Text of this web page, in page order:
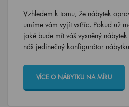
Vzhledem k tomu, že nábytek
umíme vám vyjít vstříc. Pokud už
jaké bude mít váš vysněný
náš jedinečný konfigurátor
VÍCE O NÁBYTKU NA MÍRU